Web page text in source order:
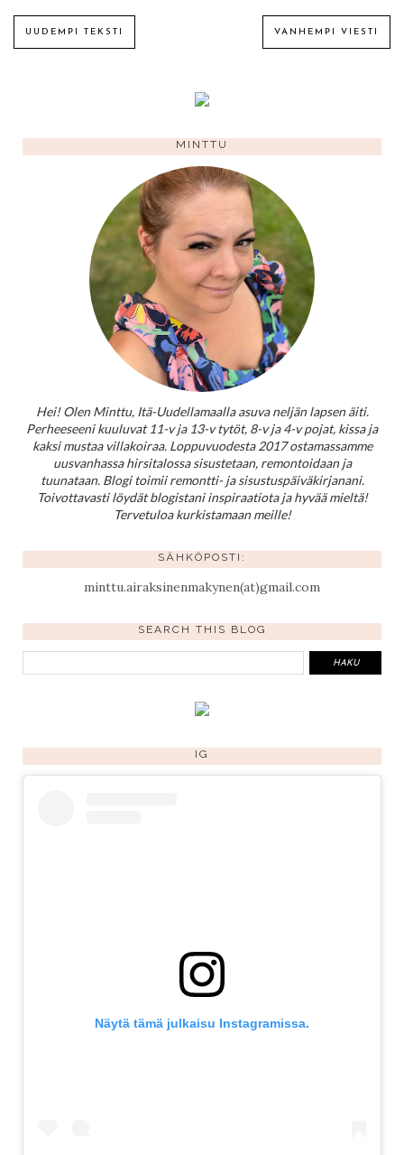
UUDEMPI TEKSTI VANHEMPI VIESTI
MINTTU
Hei! Olen Minttu, Itä-Uudellamaalla asuva neljän lapsen äiti.
Perheeseeni kuuluvat 11-v ja 13-v tytöt, 8-v ja 4-v pojat, kissa ja
kaksi mustaa villakoiraa. Loppuvuodesta 2017 ostamassamme
uusvanhassa hirsitalossa sisustetaan, remontoidaan ja
tuunataan. Blogi toimii remontti- ja sisustuspäiväkirjanani.
Toivottavasti löydät blogistani inspiraatiota ja hyvää mieltä!
Tervetuloa kurkistamaan meille!
SÄHKÖPOSTI:
minttu.airaksinenmakynen(at)gmail.com
SEARCH THIS BLOG
IG
Näytä tämä julkaisu Instagramissa.